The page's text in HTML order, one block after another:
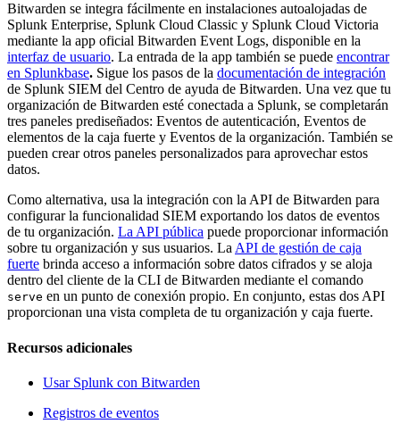
Bitwarden se integra fácilmente en instalaciones autoalojadas de
Splunk Enterprise, Splunk Cloud Classic y Splunk Cloud Victoria
mediante la app oficial Bitwarden Event Logs, disponible en la
interfaz de usuario. La entrada de la app también se puede encontrar
en Splunkbase. Sigue los pasos de la documentación de integración
de Splunk SIEM del Centro de ayuda de Bitwarden. Una vez que tu
organización de Bitwarden esté conectada a Splunk, se completarán
tres paneles prediseñados: Eventos de autenticación, Eventos de
elementos de la caja fuerte y Eventos de la organización. También se
pueden crear otros paneles personalizados para aprovechar estos
datos.
Como alternativa, usa la integración con la API de Bitwarden para
configurar la funcionalidad SIEM exportando los datos de eventos
de tu organización. La API pública puede proporcionar información
sobre tu organización y sus usuarios. La API de gestión de caja
fuerte brinda acceso a información sobre datos cifrados y se aloja
dentro del cliente de la CLI de Bitwarden mediante el comando
serve en un punto de conexión propio. En conjunto, estas dos API
proporcionan una vista completa de tu organización y caja fuerte.
Recursos adicionales
Usar Splunk con Bitwarden
Registros de eventos